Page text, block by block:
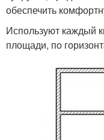
обеспечить
Используют каждый
площади, по